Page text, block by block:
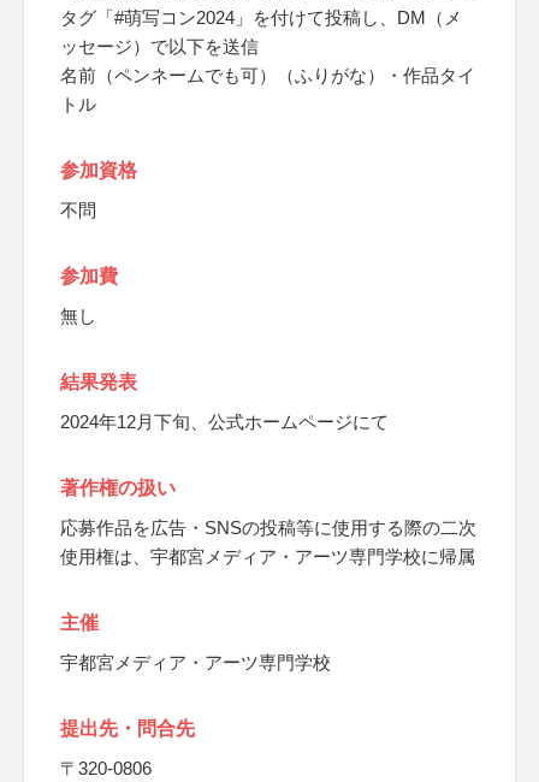
タグ「#萌写コン2024」を付けて投稿し、DM（メ
ッセージ）で以下を送信
名前（ペンネームでも可）（ふりがな）・作品タイ
トル
参加資格
不問
参加費
無し
結果発表
2024年12月下旬、公式ホームページにて
著作権の扱い
応募作品を広告・SNSの投稿等に使用する際の二次
使用権は、宇都宮メディア・アーツ専門学校に帰属
主催
宇都宮メディア・アーツ専門学校
提出先・問合先
〒320-0806